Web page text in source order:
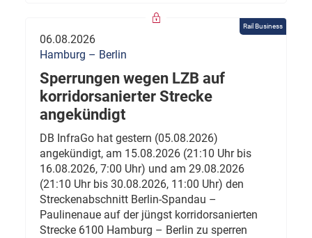
Rail Business
06.08.2026
Hamburg – Berlin
Sperrungen wegen LZB auf
korridorsanierter Strecke
angekündigt
DB InfraGo hat gestern (05.08.2026)
angekündigt, am 15.08.2026 (21:10 Uhr bis
16.08.2026, 7:00 Uhr) und am 29.08.2026
(21:10 Uhr bis 30.08.2026, 11:00 Uhr) den
Streckenabschnitt Berlin-Spandau –
Paulinenaue auf der jüngst korridorsanierten
Strecke 6100 Hamburg – Berlin zu sperren